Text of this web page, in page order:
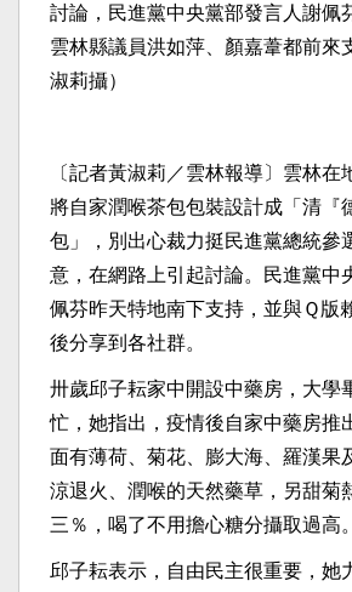
討論，民進黨中央黨部發言人謝佩
雲林縣議員洪如萍、顏嘉葦都前來
淑莉攝）
〔記者黃淑莉／雲林報導〕雲林在
將自家潤喉茶包包裝設計成「清『
包」，別出心裁力挺民進黨總統參
意，在網路上引起討論。民進黨中
佩芬昨天特地南下支持，並與Ｑ版
後分享到各社群。
卅歲邱子耘家中開設中藥房，大學
忙，她指出，疫情後自家中藥房推
面有薄荷、菊花、膨大海、羅漢果
涼退火、潤喉的天然藥草，另甜菊
三％，喝了不用擔心糖分攝取過高。
邱子耘表示，自由民主很重要，她